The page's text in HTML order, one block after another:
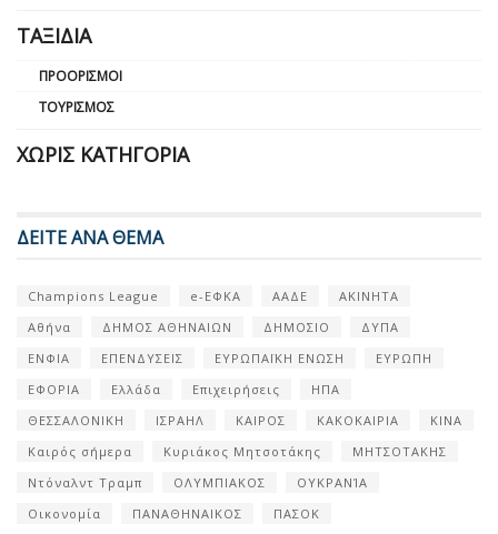
ΤΑΞΊΔΙΑ
ΠΡΟΟΡΙΣΜΟΊ
ΤΟΥΡΙΣΜΌΣ
ΧΩΡΊΣ ΚΑΤΗΓΟΡΊΑ
ΔΕΙΤΕ ΑΝΑ ΘΕΜΑ
Champions League e-ΕΦΚΑ ΑΑΔΕ
ΑΚΙΝΗΤΑ
Αθήνα
ΔΗΜΟΣ ΑΘΗΝΑΙΩΝ ΔΗΜΟΣΙΟ
ΔΥΠΑ
ΕΝΦΙΑ
ΕΠΕΝΔΥΣΕΙΣ ΕΥΡΩΠΑΪΚΗ ΕΝΩΣΗ
ΕΥΡΩΠΗ
ΕΦΟΡΙΑ
Ελλάδα Επιχειρήσεις
ΗΠΑ
ΘΕΣΣΑΛΟΝΙΚΗ
ΙΣΡΑΗΛ ΚΑΙΡΟΣ ΚΑΚΟΚΑΙΡΙΑ
ΚΙΝΑ
Καιρός σήμερα
Κυριάκος Μητσοτάκης
ΜΗΤΣΟΤΑΚΗΣ
Ντόναλντ Τραμπ
ΟΛΥΜΠΙΑΚΟΣ
ΟΥΚΡΑΝΊΑ
Οικονομία
ΠΑΝΑΘΗΝΑΙΚΟΣ
ΠΑΣΟΚ